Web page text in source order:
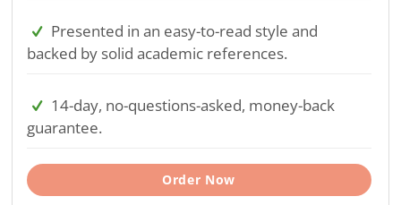
Presented in an easy-to-read style and
backed by solid academic references.
14-day, no-questions-asked, money-back
guarantee.
Order Now